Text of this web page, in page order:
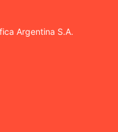
Argentina S.A.